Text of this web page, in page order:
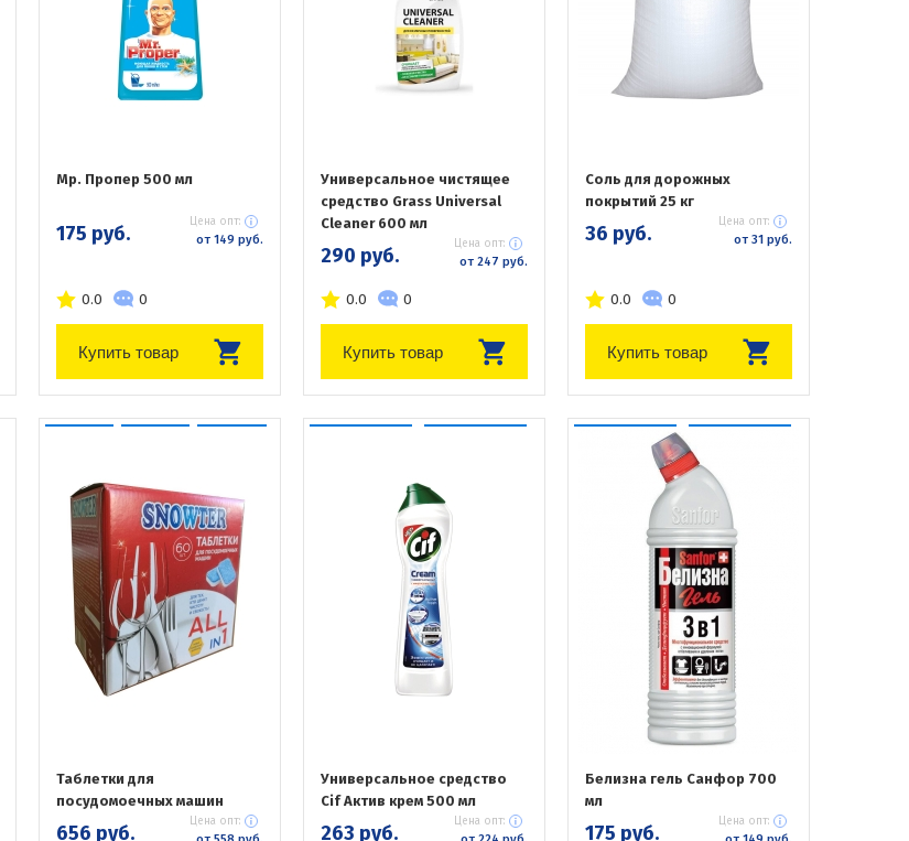
Мр. Пропер 500 мл
175 руб. Цена опт:
от 149 руб.
0.0 0
Купить товар
Универсальное чистящее
средство Grass Universal
Cleaner 600 мл
290 руб. Цена опт:
от 247 руб.
0.0 0
Купить товар
Соль для дорожных
покрытий 25 кг
36 руб. Цена опт:
от 31 руб.
0.0 0
Купить товар
Таблетки для
посудомоечных машин
656 руб. Цена опт:
Универсальное средство
Cif Актив крем 500 мл
263 руб. Цена опт:
Белизна гель Санфор 700
мл
175 руб. Цена опт: